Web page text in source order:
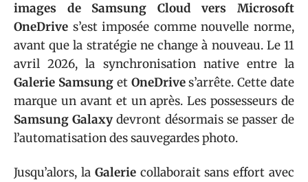
images de Samsung Cloud vers Microsoft
OneDrive s’est imposée comme nouvelle norme,
avant que la stratégie ne change à nouveau. Le 11
avril 2026, la synchronisation native entre la
Galerie Samsunget OneDrives’arrête. Cette date
marque un avant et un après. Les possesseurs de
Samsung Galaxy devront désormais se passer de
l’automatisation des sauvegardes photo.
Jusqu’alors, la Galeriecollaborait sans effort avec